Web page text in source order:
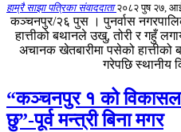
हाम्रै साझा पत्रिका संवाददाता२०८२ पुष २७,
कञ्चनपुर/२६ पुस । पुनर्वास
हात्तीको बथानले उखु, तोरी र गहुँ
अचानक खेतबारीमा पसेको
गरेपछि स्थानीय
“कञ्चनपुर १ को
छु”-पूर्व मन्त्री बिना मगर